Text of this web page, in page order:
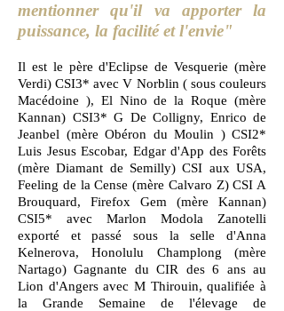
mentionner qu'il va apporter la
puissance, la facilité et l'envie"
Il est le père d'Eclipse de Vesquerie (mère
Verdi) CSI3* avec V Norblin ( sous couleurs
Macédoine ), El Nino de la Roque (mère
Kannan) CSI3* G De Colligny, Enrico de
Jeanbel (mère Obéron du Moulin ) CSI2*
Luis Jesus Escobar, Edgar d'App des Forêts
(mère Diamant de Semilly) CSI aux USA,
Feeling de la Cense (mère Calvaro Z) CSI A
Brouquard, Firefox Gem (mère Kannan)
CSI5* avec Marlon Modola Zanotelli
exporté et passé sous la selle d'Anna
Kelnerova, Honolulu Champlong (mère
Nartago) Gagnante du CIR des 6 ans au
Lion d'Angers avec M Thirouin, qualifiée à
la Grande Semaine de l'élevage de